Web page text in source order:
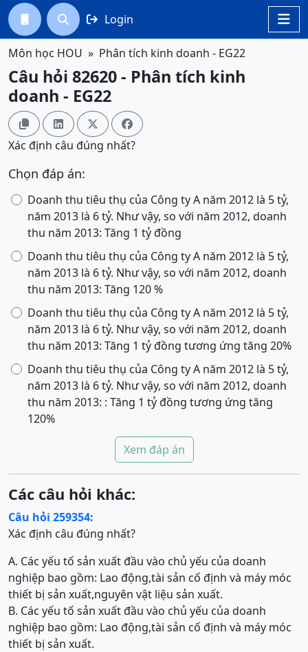

  Login
Môn học HOU Phân tích kinh doanh - EG22
Câu hỏi 82620 - Phân tích kinh
doanh - EG22
   
Xác định câu đúng nhất?
Chọn đáp án:
Doanh thu tiêu thụ của Công ty A năm 2012 là 5 tỷ,
năm 2013 là 6 tỷ. Như vậy, so với năm 2012, doanh
thu năm 2013: Tăng 1 tỷ đồng
Doanh thu tiêu thụ của Công ty A năm 2012 là 5 tỷ,
năm 2013 là 6 tỷ. Như vậy, so với năm 2012, doanh
thu năm 2013: Tăng 120 %
Doanh thu tiêu thụ của Công ty A năm 2012 là 5 tỷ,
năm 2013 là 6 tỷ. Như vậy, so với năm 2012, doanh
thu năm 2013: Tăng 1 tỷ đồng tương ứng tăng 20%
Doanh thu tiêu thụ của Công ty A năm 2012 là 5 tỷ,
năm 2013 là 6 tỷ. Như vậy, so với năm 2012, doanh
thu năm 2013: : Tăng 1 tỷ đồng tương ứng tăng
120%
Xem đáp án
Các câu hỏi khác:
Câu hỏi 259354:
Xác định câu đúng nhất?
A. Các yếu tố sản xuất đầu vào chủ yếu của doanh
nghiệp bao gồm: Lao động,tài sản cố định và máy móc
thiết bị sản xuất,nguyên vật liệu sản xuất.
B. Các yếu tố sản xuất đầu vào chủ yếu của doanh
nghiệp bao gồm: Lao động,tài sản cố định và máy móc
thiết bị sản xuất.